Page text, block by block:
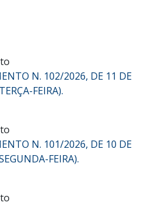
N. 102/2026, DE 11 DE
FEIRA).
N. 101/2026, DE 10 DE
FEIRA).